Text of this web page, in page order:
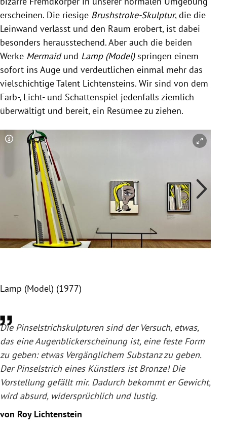
erscheinen. Die riesige Brushstroke-Skulptur, die die
Leinwand verlässt und den Raum erobert, ist dabei
besonders herausstechend. Aber auch die beiden
Werke Mermaidund Lamp (Model)springen einem
sofort ins Auge und verdeutlichen einmal mehr das
vielschichtige Talent Lichtensteins. Wir sind von dem
Farb-, Licht- und Schattenspiel jedenfalls ziemlich
überwältigt und bereit, ein Resümee zu ziehen.
Copyright-Hinweis öffnen/schließen
Lamp (Model) (1977)
Slide 1 von 2
Die Pinselstrichskulpturen sind der Versuch, etwas,
das eine Augenblickerscheinung ist, eine feste Form
zu geben: etwas Vergänglichem Substanz zu geben.
Der Pinselstrich eines Künstlers ist Bronze! Die
Vorstellung gefällt mir. Dadurch bekommt er Gewicht,
wird absurd, widersprüchlich und lustig.
von Roy Lichtenstein